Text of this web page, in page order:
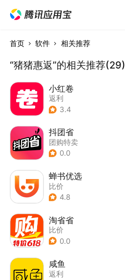
首页 软件 相关推荐
“猪猪惠返”的相关推荐(29)
小红卷
返利
3.4
抖团省
团购特卖
0.0
蝉书优选
比价
4.8
淘省省
比价
0.0
咸鱼
返利